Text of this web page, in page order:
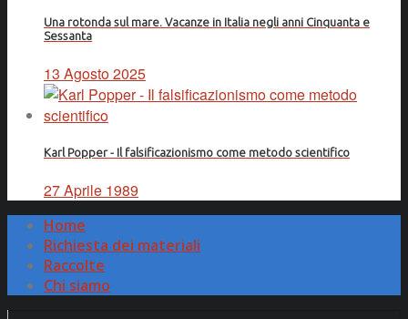
Una rotonda sul mare. Vacanze in Italia negli anni Cinquanta e
Sessanta
13 Agosto 2025
Karl Popper - Il falsificazionismo come metodo scientifico
27 Aprile 1989
Home
Richiesta dei materiali
Raccolte
Chi siamo